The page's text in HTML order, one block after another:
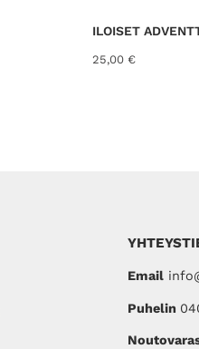
ILOISET
25,00 €
Email
Puhelin